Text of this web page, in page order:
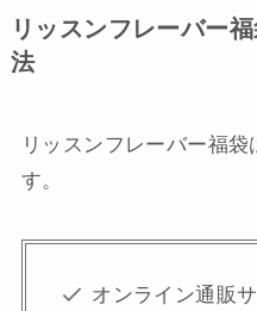
リッスンフレーバー
法
リッスンフレーバー福
す。
オンライン通販